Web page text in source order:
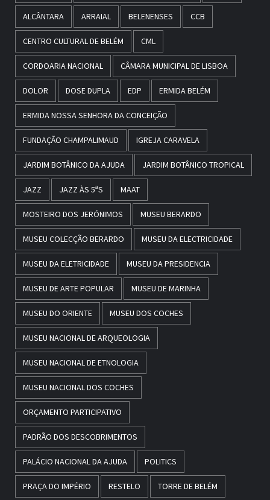
ALCÂNTARA ARRAIAL BELENENSES CCB
CENTRO CULTURAL DE BELÉM CML
CORDOARIA NACIONAL CÂMARA MUNICIPAL DE LISBOA
DOLOR DOSE DUPLA EDP ERMIDA BELÉM
ERMIDA NOSSA SENHORA DA CONCEIÇÃO
FUNDAÇÃO CHAMPALIMAUD IGREJA CARAVELA
JARDIM BOTÂNICO DA AJUDA JARDIM BOTÂNICO TROPICAL
JAZZ JAZZ ÀS 5ªS MAAT
MOSTEIRO DOS JERÓNIMOS MUSEU BERARDO
MUSEU COLECÇÃO BERARDO MUSEU DA ELECTRICIDADE
MUSEU DA ELETRICIDADE MUSEU DA PRESIDENCIA
MUSEU DE ARTE POPULAR MUSEU DE MARINHA
MUSEU DO ORIENTE MUSEU DOS COCHES
MUSEU NACIONAL DE ARQUEOLOGIA
MUSEU NACIONAL DE ETNOLOGIA
MUSEU NACIONAL DOS COCHES
ORÇAMENTO PARTICIPATIVO
PADRÃO DOS DESCOBRIMENTOS
PALÁCIO NACIONAL DA AJUDA POLITICS
PRAÇA DO IMPÉRIO RESTELO TORRE DE BELÉM